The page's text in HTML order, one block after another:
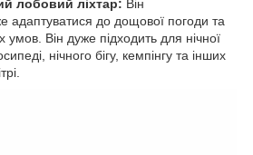
лобовий ліхтар: Він
адаптуватися до дощової погоди та
умов. Він дуже підходить для нічної
нічного бігу, кемпінгу та інших